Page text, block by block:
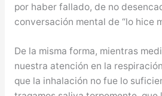
por haber fallado, de no
conversación mental de “lo hice
De la misma forma, mientras
nuestra atención en la
que la inhalación no fue lo